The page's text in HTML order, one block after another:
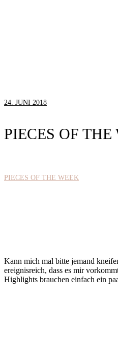
24. JUNI 2018
PIECES OF THE
PIECES OF THE WEEK
Kann mich mal bitte jemand
ereignisreich, dass es mir
Highlights brauchen einfach ein